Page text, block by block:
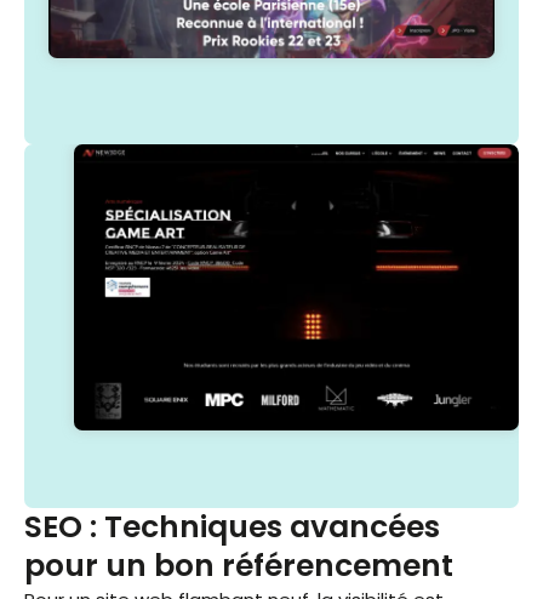
SEO : Techniques avancées
pour un bon référencement